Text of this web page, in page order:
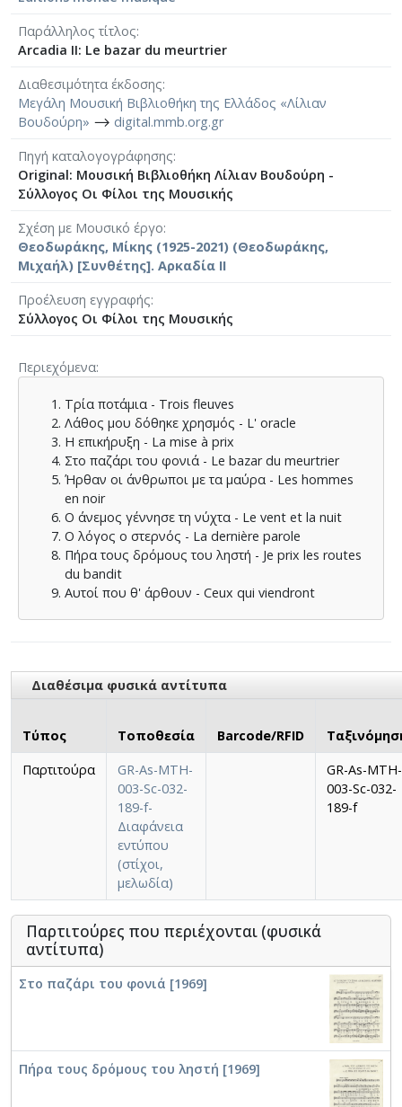
Παράλληλος τίτλος
Arcadia II: Le bazar du meurtrier
Διαθεσιμότητα έκδοσης
Μεγάλη Μουσική Βιβλιοθήκη της Ελλάδος «Λίλιαν
Βουδούρη» ⟶ digital.mmb.org.gr
Πηγή καταλογογράφησης
Original: Μουσική Βιβλιοθήκη Λίλιαν Βουδούρη -
Σύλλογος Οι Φίλοι της Μουσικής
Σχέση με Μουσικό έργο
Θεοδωράκης, Μίκης (1925-2021) (Θεοδωράκης,
Μιχαήλ) [Συνθέτης]. Αρκαδία II
Προέλευση εγγραφής
Σύλλογος Οι Φίλοι της Μουσικής
Περιεχόμενα
Τρία ποτάμια - Trois fleuves
Λάθος μου δόθηκε χρησμός - L' oracle
Η επικήρυξη - La mise à prix
Στο παζάρι του φονιά - Le bazar du meurtrier
Ήρθαν οι άνθρωποι με τα μαύρα - Les hommes
en noir
Ο άνεμος γέννησε τη νύχτα - Le vent et la nuit
Ο λόγος ο στερνός - La dernière parole
Πήρα τους δρόμους του ληστή - Je prix les routes
du bandit
Αυτοί που θ' άρθουν - Ceux qui viendront
Διαθέσιμα φυσικά αντίτυπα
Τύπος Τοποθεσία Barcode/RFID
Παρτιτούρα
GR-As-MTH-
003-Sc-032-
189-f-
Διαφάνεια
εντύπου
(στίχοι,
μελωδία)
GR-As-MTH-
003-Sc-032-
189-f
Παρτιτούρες που περιέχονται (φυσικά
αντίτυπα)
Στο παζάρι του φονιά [1969]
Πήρα τους δρόμους του ληστή [1969]